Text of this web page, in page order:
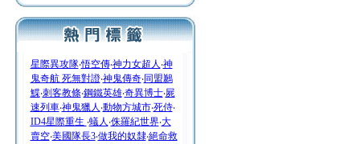
星際異攻隊‧悟空傳‧神力女超人 ‧神
鬼奇航 死無對證‧神鬼傳奇‧同盟鶼
鰈‧刺客教條‧鋼鐵英雄‧奇異博士‧屍
速列車‧神鬼獵人 ‧動物方城市‧死侍‧
ID4星際重生 ‧蟻人 ‧侏羅紀世界‧大
賣空‧美國隊長3‧做我的奴隸‧絕命救